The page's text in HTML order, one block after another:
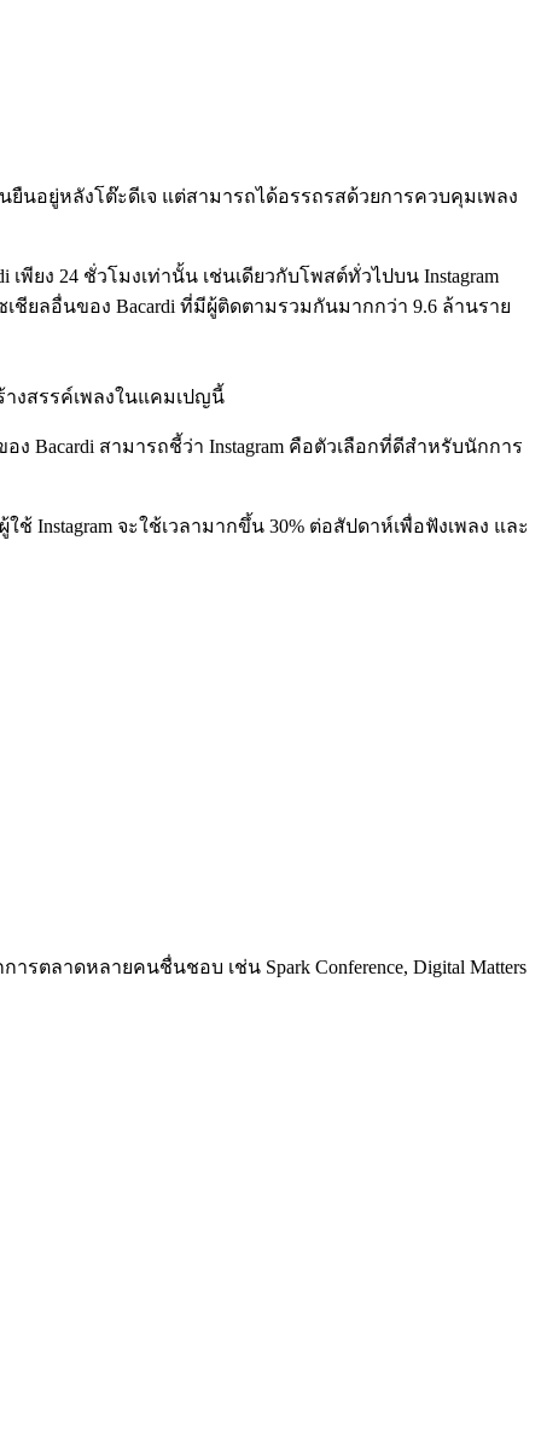
ยืนอยู่หลังโต๊ะดีเจ แต่สามารถได้อรรถรสด้วยการควบคุมเพลง
พียง 24 ชั่วโมงเท่านั้น เช่นเดียวกับโพสต์ทั่วไปบน Instagram
เชียลอื่นของ Bacardi ที่มีผู้ติดตามรวมกันมากกว่า 9.6 ล้านราย
างสรรค์เพลงในแคมเปญนี้
สามารถชี้ว่า Instagram คือตัวเลือกที่ดีสำหรับนักการ
Instagram จะใช้เวลามากขึ้น 30% ต่อสัปดาห์เพื่อฟังเพลง และ
ลาดหลายคนชื่นชอบ เช่น Spark Conference, Digital Matters